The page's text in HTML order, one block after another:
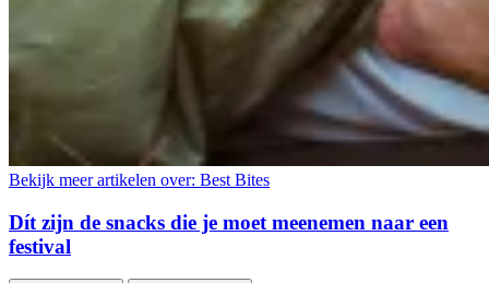
Bekijk meer artikelen over: Best Bites
Dít zijn de snacks die je moet meenemen naar een
festival